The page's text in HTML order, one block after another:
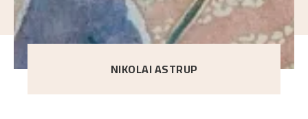
NIKOLAI ASTRUP